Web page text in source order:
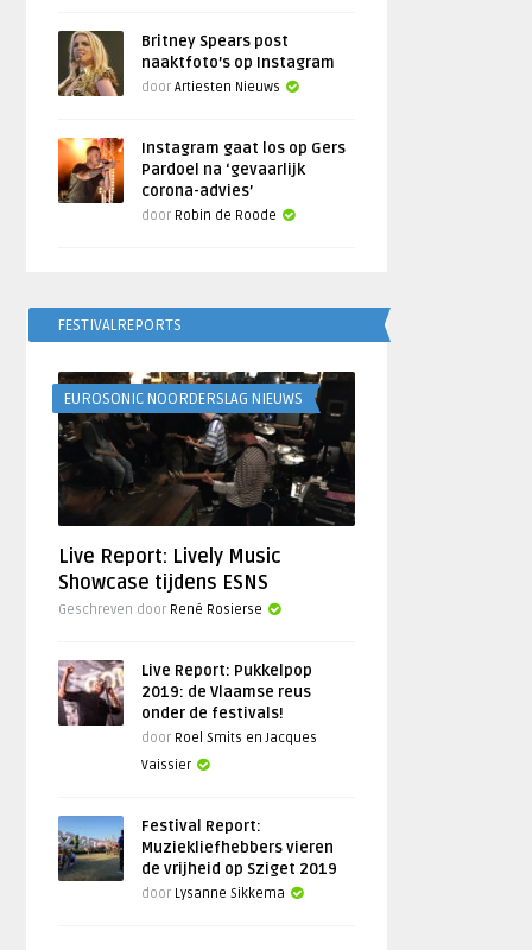
Britney Spears post
naaktfoto’s op Instagram
doorArtiesten Nieuws
Instagram gaat los op Gers
Pardoel na ‘gevaarlijk
corona-advies’
door Robin de Roode
FESTIVALREPORTS
EUROSONIC NOORDERSLAG NIEUWS
Live Report: Lively Music
Showcase tijdens ESNS
Geschreven door René Rosierse
Live Report: Pukkelpop
2019: de Vlaamse reus
onder de festivals!
door Roel Smits en Jacques
Vaissier
Festival Report:
Muziekliefhebbers vieren
de vrijheid op Sziget 2019
door Lysanne Sikkema